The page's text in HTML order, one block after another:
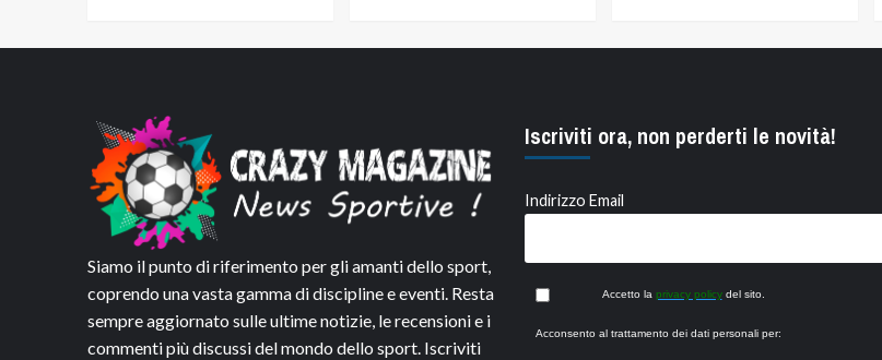
Siamo il punto di riferimento per gli amanti dello sport,
coprendo una vasta gamma di discipline e eventi. Resta
sempre aggiornato sulle ultime notizie, le recensioni e i
commenti più discussi del mondo dello sport. Iscriviti
Iscriviti ora, non perderti le novità!
Indirizzo Email
Accetto la privacy policydel sito.
Acconsento al trattamento dei dati personali per: